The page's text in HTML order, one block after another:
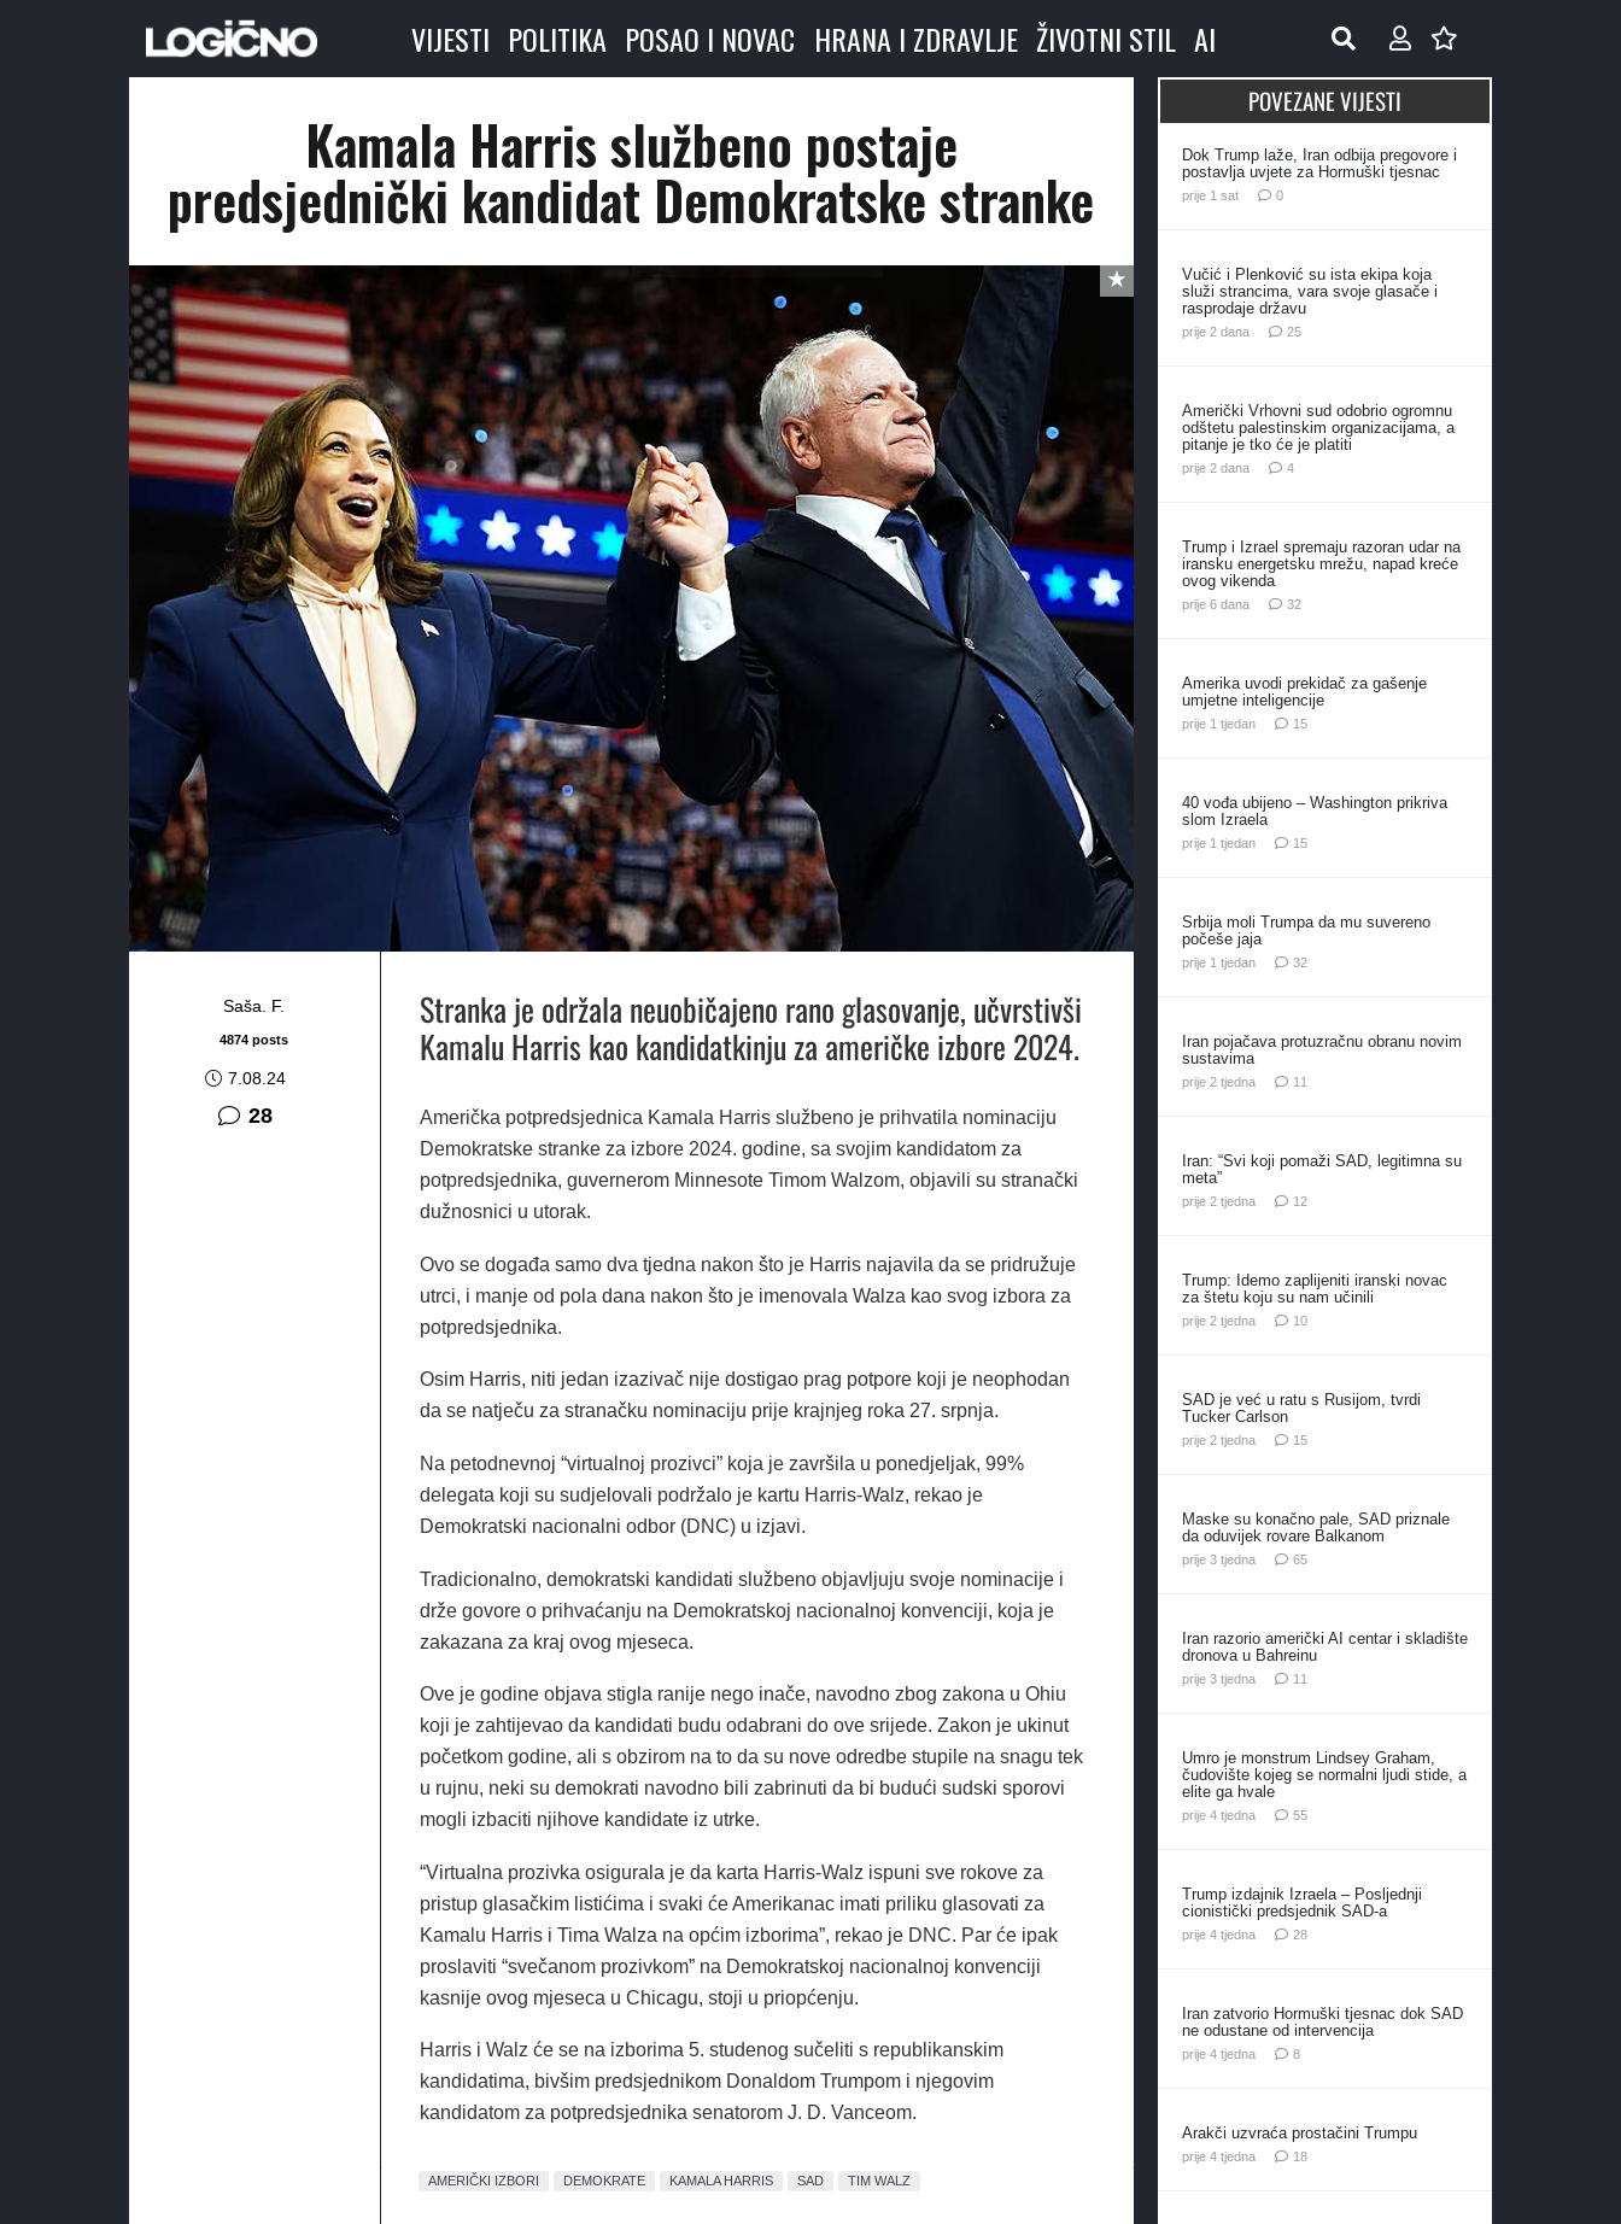
VIJESTI POLITIKA POSAO I NOVAC HRANA I ZDRAVLJE ŽIVOTNI STIL AI
Kamala Harris službeno postaje
predsjednički kandidat Demokratske stranke
Saša. F.
4874 posts
7.08.24
28komentara
Stranka je održala neuobičajeno rano glasovanje, učvrstivši
Kamalu Harris kao kandidatkinju za američke izbore 2024.
Američka potpredsjednica Kamala Harris službeno je prihvatila nominaciju
Demokratske stranke za izbore 2024. godine, sa svojim kandidatom za
potpredsjednika, guvernerom Minnesote Timom Walzom, objavili su stranački
dužnosnici u utorak.
Ovo se događa samo dva tjedna nakon što je Harris najavila da se pridružuje
utrci, i manje od pola dana nakon što je imenovala Walza kao svog izbora za
potpredsjednika.
Osim Harris, niti jedan izazivač nije dostigao prag potpore koji je neophodan
da se natječu za stranačku nominaciju prije krajnjeg roka 27. srpnja.
Na petodnevnoj “virtualnoj prozivci” koja je završila u ponedjeljak, 99%
delegata koji su sudjelovali podržalo je kartu Harris-Walz, rekao je
Demokratski nacionalni odbor (DNC) u izjavi.
Tradicionalno, demokratski kandidati službeno objavljuju svoje nominacije i
drže govore o prihvaćanju na Demokratskoj nacionalnoj konvenciji, koja je
zakazana za kraj ovog mjeseca.
Ove je godine objava stigla ranije nego inače, navodno zbog zakona u Ohiu
koji je zahtijevao da kandidati budu odabrani do ove srijede. Zakon je ukinut
početkom godine, ali s obzirom na to da su nove odredbe stupile na snagu tek
u rujnu, neki su demokrati navodno bili zabrinuti da bi budući sudski sporovi
mogli izbaciti njihove kandidate iz utrke.
“Virtualna prozivka osigurala je da karta Harris-Walz ispuni sve rokove za
pristup glasačkim listićima i svaki će Amerikanac imati priliku glasovati za
Kamalu Harris i Tima Walza na općim izborima”, rekao je DNC. Par će ipak
proslaviti “svečanom prozivkom” na Demokratskoj nacionalnoj konvenciji
kasnije ovog mjeseca u Chicagu, stoji u priopćenju.
Harris i Walz će se na izborima 5. studenog sučeliti s republikanskim
kandidatima, bivšim predsjednikom Donaldom Trumpom i njegovim
kandidatom za potpredsjednika senatorom J. D. Vanceom.
AMERIČKI IZBORI DEMOKRATE KAMALA HARRIS SAD TIM WALZ
POVEZANE VIJESTI
Dok Trump laže, Iran odbija pregovore i
postavlja uvjete za Hormuški tjesnac
prije 1 sat 0
Vučić i Plenković su ista ekipa koja
služi strancima, vara svoje glasače i
rasprodaje državu
prije 2 dana 25komentara
Američki Vrhovni sud odobrio ogromnu
odštetu palestinskim organizacijama, a
pitanje je tko će je platiti
prije 2 dana 4komentara
Trump i Izrael spremaju razoran udar na
iransku energetsku mrežu, napad kreće
ovog vikenda
prije 6 dana 32komentara
Amerika uvodi prekidač za gašenje
umjetne inteligencije
prije 1 tjedan 15komentara
40 vođa ubijeno – Washington prikriva
slom Izraela
prije 1 tjedan 15komentara
Srbija moli Trumpa da mu suvereno
počeše jaja
prije 1 tjedan 32komentara
Iran pojačava protuzračnu obranu novim
sustavima
prije 2 tjedna 11
Iran: “Svi koji pomaži SAD, legitimna su
meta”
prije 2 tjedna 12komentara
Trump: Idemo zaplijeniti iranski novac
za štetu koju su nam učinili
prije 2 tjedna 10komentara
SAD je već u ratu s Rusijom, tvrdi
Tucker Carlson
prije 2 tjedna 15komentara
Maske su konačno pale, SAD priznale
da oduvijek rovare Balkanom
prije 3 tjedna 65komentara
Iran razorio američki AI centar i skladište
dronova u Bahreinu
prije 3 tjedna 11
Umro je monstrum Lindsey Graham,
čudovište kojeg se normalni ljudi stide, a
elite ga hvale
prije 4 tjedna 55komentara
Trump izdajnik Izraela – Posljednji
cionistički predsjednik SAD-a
prije 4 tjedna 28komentara
Iran zatvorio Hormuški tjesnac dok SAD
ne odustane od intervencija
prije 4 tjedna 8komentara
Arakči uzvraća prostačini Trumpu
prije 4 tjedna 18komentara